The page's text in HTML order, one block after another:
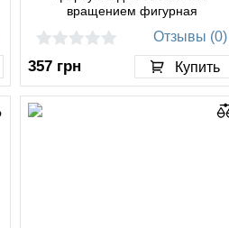
вращением фигурная
Отзывы (0)
357 грн Купить